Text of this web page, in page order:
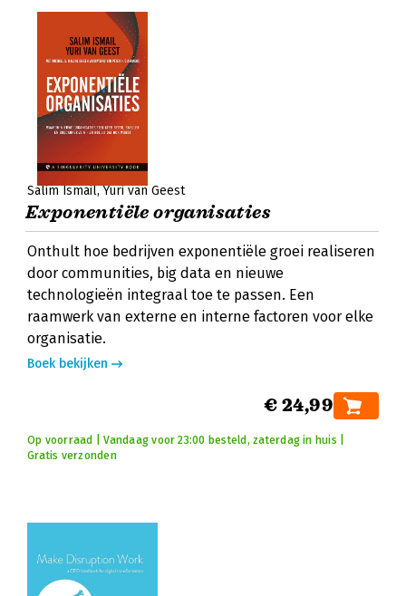
Salim Ismail Yuri van Geest
Exponentiële organisaties
Onthult hoe bedrijven exponentiële groei realiseren
door communities, big data en nieuwe
technologieën integraal toe te passen. Een
raamwerk van externe en interne factoren voor elke
organisatie.
Boek bekijken
€ 24,99
Op voorraad | Vandaag voor 23:00 besteld, zaterdag in huis |
Gratis verzonden